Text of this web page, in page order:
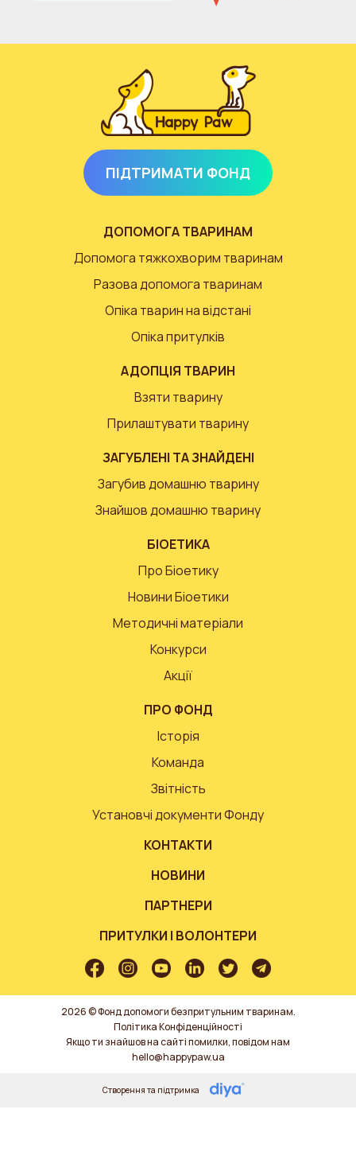
ПІДТРИМАТИ ФОНД
ДОПОМОГА ТВАРИНАМ
Допомога тяжкохворим тваринам
Разова допомога тваринам
Опіка тварин на відстані
Опіка притулків
АДОПЦІЯ ТВАРИН
Взяти тварину
Прилаштувати тварину
ЗАГУБЛЕНІ ТА ЗНАЙДЕНІ
Загубив домашню тварину
Знайшов домашню тварину
БІОЕТИКА
Про Біоетику
Новини Біоетики
Методичні матеріали
Конкурси
Акції
ПРО ФОНД
Історія
Команда
Звітність
Установчі документи Фонду
КОНТАКТИ
НОВИНИ
ПАРТНЕРИ
ПРИТУЛКИ І ВОЛОНТЕРИ
2026 © Фонд допомоги безпритульним тваринам.
Політика Конфіденційності
Якщо ти знайшов на сайті помилки, повідом нам
hello@happypaw.ua
Створення та підтримка